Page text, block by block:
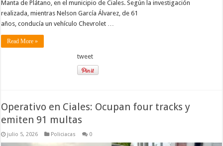
Manta de Plátano, en el municipio de Ciales. Según la investigación
realizada, mientras Nelson García Álvarez, de 61
años, conducía un vehículo Chevrolet …
Read More »
tweet
Operativo en Ciales: Ocupan four tracks y
emiten 91 multas
julio 5, 2026 Policiacas 0